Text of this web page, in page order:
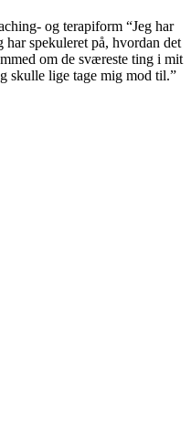
og terapiform “Jeg har
spekuleret på, hvordan det
om de sværeste ting i mit
skulle lige tage mig mod til.”